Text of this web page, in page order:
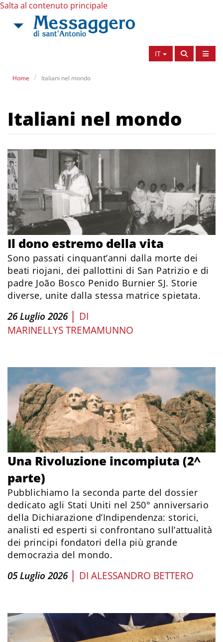
Salta al contenuto principale
IT
Home Italiani nel mondo
Italiani nel mondo
Il dono estremo della vita
Sono passati cinquant’anni dalla morte dei
beati riojani, dei pallottini di San Patrizio e di
padre João Bosco Penido Burnier SJ. Storie
diverse, unite dalla stessa matrice spietata.
26 Luglio 2026 | DI
MARINELLYS TREMAMUNNO
Una Rivoluzione incompiuta (2^
parte)
Pubblichiamo la seconda parte del dossier
dedicato agli Stati Uniti nel 250° anniversario
della Dichiarazione d’Indipendenza: storici,
analisti ed esperti si confrontano sull’attualità
dei principi fondatori della più grande
democrazia del mondo.
05 Luglio 2026 | DI ALESSANDRO BETTERO